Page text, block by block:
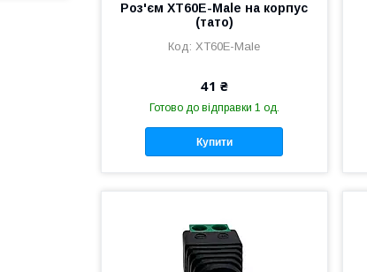
Роз'єм XT60E-Male на корпус
(тато)
XT60E-Male
41 ₴
Готово до відправки 1 од.
Купити